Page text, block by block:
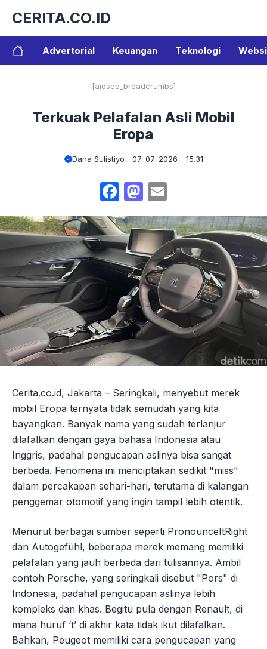
isi
CERITA.CO.ID
Advertorial Keuangan Teknologi
[aioseo_breadcrumbs]
Terkuak Pelafalan Asli Mobil
Eropa
Dana Sulistiyo 07-07-2026 - 15.31
Facebook
Mastodon
Cerita.co.id, Jakarta – Seringkali, menyebut merek
mobil Eropa ternyata tidak semudah yang kita
bayangkan. Banyak nama yang sudah terlanjur
dilafalkan dengan gaya bahasa Indonesia atau
Inggris, padahal pengucapan aslinya bisa sangat
berbeda. Fenomena ini menciptakan sedikit "miss"
dalam percakapan sehari-hari, terutama di kalangan
penggemar otomotif yang ingin tampil lebih otentik.
Menurut berbagai sumber seperti PronounceItRight
dan Autogefühl, beberapa merek memang memiliki
pelafalan yang jauh berbeda dari tulisannya. Ambil
contoh Porsche, yang seringkali disebut "Pors" di
Indonesia, padahal pengucapan aslinya lebih
kompleks dan khas. Begitu pula dengan Renault, di
mana huruf ‘t’ di akhir kata tidak ikut dilafalkan.
Bahkan, Peugeot memiliki cara pengucapan yang